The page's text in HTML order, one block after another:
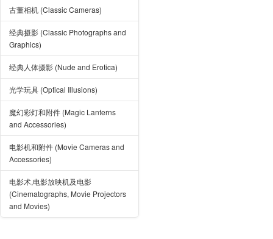
古董相机 (Classic Cameras)
经典摄影 (Classic Photographs and
Graphics)
经典人体摄影 (Nude and Erotica)
光学玩具 (Optical Illusions)
魔幻彩灯和附件 (Magic Lanterns
and Accessories)
电影机和附件 (Movie Cameras and
Accessories)
电影术,电影放映机及电影
(Cinematographs, Movie Projectors
and Movies)